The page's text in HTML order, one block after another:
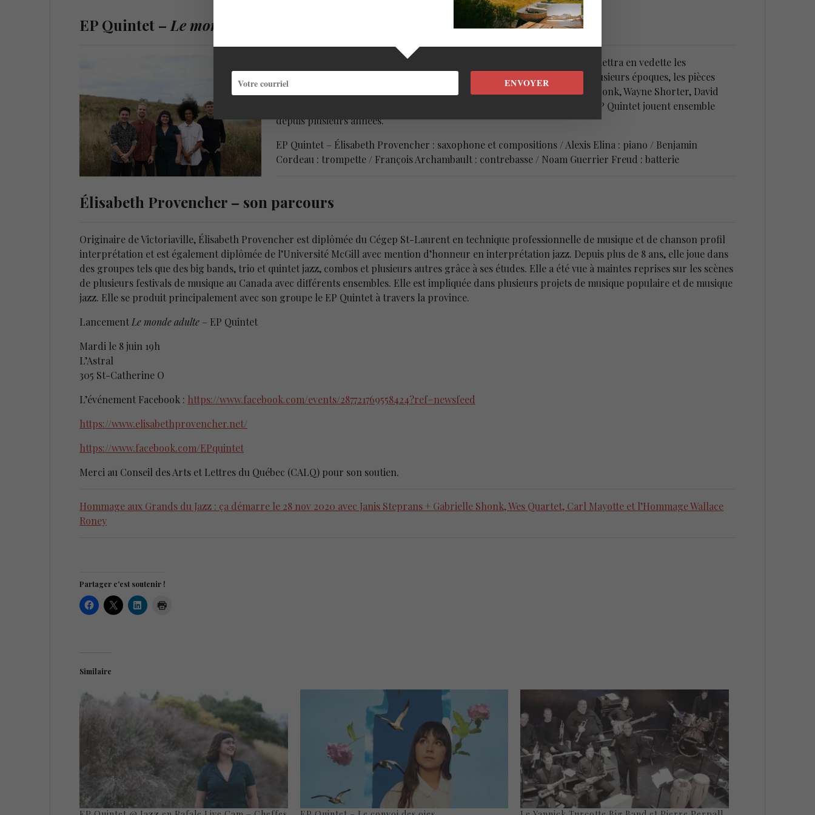
EP Quintet – Le monde adulte
Lors du lancement du mardi 8 juin en direct de l’Astral,
mettra en vedette les
compositions de la saxophoniste Élisabeth Provencher. Influencée par plusieurs époques, les pièces
qu’on pourrait qualifier de jazz moderne nous rappelleront Thelonious Monk, Wayne Shorter, David
Binney, Brian Blade, etc. Les 5 jeunes musiciens de talent qui forment le EP Quintet jouent ensemble
depuis plusieurs années.
EP Quintet – Élisabeth Provencher : saxophone et compositions / Alexis Elina : piano / Benjamin
Cordeau : trompette / François Archambault : contrebasse / Noam Guerrier Freud : batterie
Élisabeth Provencher – son parcours
Originaire de Victoriaville, Élisabeth Provencher est diplômée du Cégep St-Laurent en technique professionnelle de musique et de chanson profil
interprétation et est également diplômée de l’Université McGill avec mention d’honneur en interprétation jazz. Depuis plus de 8 ans, elle joue dans
des groupes tels que des big bands, trio et quintet jazz, combos et plusieurs autres grâce à ses études. Elle a été vue à maintes reprises sur les scènes
de plusieurs festivals de musique au Canada avec différents ensembles. Elle est impliquée dans plusieurs projets de musique populaire et de musique
jazz. Elle se produit principalement avec son groupe le EP Quintet à travers la province.
Lancement Le monde adulte – EP Quintet
Mardi le 8 juin 19h
L’Astral
305 St-Catherine O
L’événement Facebook : https://www.facebook.com/events/287721769558424?ref=newsfeed
https://www.elisabethprovencher.net/
https://www.facebook.com/EPquintet
Merci au Conseil des Arts et Lettres du Québec (CALQ) pour son soutien.
Hommage aux Grands du Jazz : ça démarre le 28 nov 2020 avec Janis Steprans + Gabrielle Shonk, Wes Quartet, Carl Mayotte et l’Hommage Wallace
Roney
Partager c'est soutenir !
Similaire
ENVOYER